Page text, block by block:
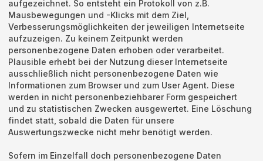
aufgezeichnet. So entsteht ein Protokoll von z.B.
Mausbewegungen und -Klicks mit dem Ziel,
Verbesserungsmöglichkeiten der jeweiligen Internetseite
aufzuzeigen. Zu keinem Zeitpunkt werden
personenbezogene Daten erhoben oder verarbeitet.
Plausible erhebt bei der Nutzung dieser Internetseite
ausschließlich nicht personenbezogene Daten wie
Informationen zum Browser und zum User Agent. Diese
werden in nicht personenbeziehbarer Form gespeichert
und zu statistischen Zwecken ausgewertet. Eine Löschung
findet statt, sobald die Daten für unsere
Auswertungszwecke nicht mehr benötigt werden.
Sofern im Einzelfall doch personenbezogene Daten